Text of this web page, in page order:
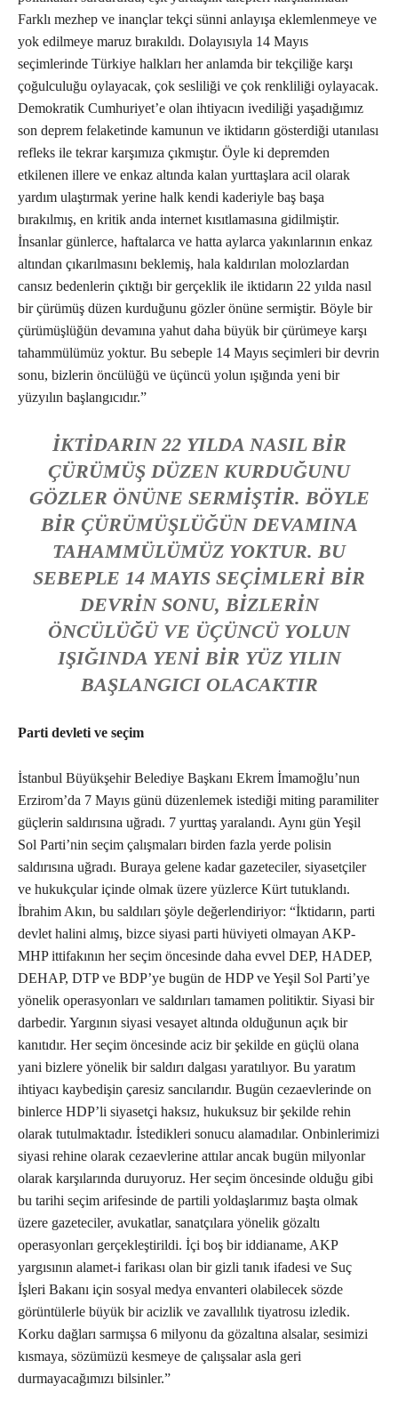
Farklı mezhep ve inançlar tekçi sünni anlayışa eklemlenmeye ve
yok edilmeye maruz bırakıldı. Dolayısıyla 14 Mayıs
seçimlerinde Türkiye halkları her anlamda bir tekçiliğe karşı
çoğulculuğu oylayacak, çok sesliliği ve çok renkliliği oylayacak.
Demokratik Cumhuriyet’e olan ihtiyacın ivediliği yaşadığımız
son deprem felaketinde kamunun ve iktidarın gösterdiği utanılası
refleks ile tekrar karşımıza çıkmıştır. Öyle ki depremden
etkilenen illere ve enkaz altında kalan yurttaşlara acil olarak
yardım ulaştırmak yerine halk kendi kaderiyle baş başa
bırakılmış, en kritik anda internet kısıtlamasına gidilmiştir.
İnsanlar günlerce, haftalarca ve hatta aylarca yakınlarının enkaz
altından çıkarılmasını beklemiş, hala kaldırılan molozlardan
cansız bedenlerin çıktığı bir gerçeklik ile iktidarın 22 yılda nasıl
bir çürümüş düzen kurduğunu gözler önüne sermiştir. Böyle bir
çürümüşlüğün devamına yahut daha büyük bir çürümeye karşı
tahammülümüz yoktur. Bu sebeple 14 Mayıs seçimleri bir devrin
sonu, bizlerin öncülüğü ve üçüncü yolun ışığında yeni bir
yüzyılın başlangıcıdır.”
İKTIDARIN 22 YILDA NASIL BIR
ÇÜRÜMÜŞ DÜZEN KURDUĞUNU
GÖZLER ÖNÜNE SERMIŞTIR. BÖYLE
BIR ÇÜRÜMÜŞLÜĞÜN DEVAMINA
TAHAMMÜLÜMÜZ YOKTUR. BU
SEBEPLE 14 MAYIS SEÇIMLERI BIR
DEVRIN SONU, BIZLERIN
ÖNCÜLÜĞÜ VE ÜÇÜNCÜ YOLUN
IŞIĞINDA YENI BIR YÜZ YILIN
BAŞLANGICI OLACAKTIR
Parti devleti ve seçim
İstanbul Büyükşehir Belediye Başkanı Ekrem İmamoğlu’nun
Erzirom’da 7 Mayıs günü düzenlemek istediği miting paramiliter
güçlerin saldırısına uğradı. 7 yurttaş yaralandı. Aynı gün Yeşil
Sol Parti’nin seçim çalışmaları birden fazla yerde polisin
saldırısına uğradı. Buraya gelene kadar gazeteciler, siyasetçiler
ve hukukçular içinde olmak üzere yüzlerce Kürt tutuklandı.
İbrahim Akın, bu saldıları şöyle değerlendiriyor: “İktidarın, parti
devlet halini almış, bizce siyasi parti hüviyeti olmayan AKP-
MHP ittifakının her seçim öncesinde daha evvel DEP, HADEP,
DEHAP, DTP ve BDP’ye bugün de HDP ve Yeşil Sol Parti’ye
yönelik operasyonları ve saldırıları tamamen politiktir. Siyasi bir
darbedir. Yargının siyasi vesayet altında olduğunun açık bir
kanıtıdır. Her seçim öncesinde aciz bir şekilde en güçlü olana
yani bizlere yönelik bir saldırı dalgası yaratılıyor. Bu yaratım
ihtiyacı kaybedişin çaresiz sancılarıdır. Bugün cezaevlerinde on
binlerce HDP’li siyasetçi haksız, hukuksuz bir şekilde rehin
olarak tutulmaktadır. İstedikleri sonucu alamadılar. Onbinlerimizi
siyasi rehine olarak cezaevlerine attılar ancak bugün milyonlar
olarak karşılarında duruyoruz. Her seçim öncesinde olduğu gibi
bu tarihi seçim arifesinde de partili yoldaşlarımız başta olmak
üzere gazeteciler, avukatlar, sanatçılara yönelik gözaltı
operasyonları gerçekleştirildi. İçi boş bir iddianame, AKP
yargısının alamet-i farikası olan bir gizli tanık ifadesi ve Suç
İşleri Bakanı için sosyal medya envanteri olabilecek sözde
görüntülerle büyük bir acizlik ve zavallılık tiyatrosu izledik.
Korku dağları sarmışsa 6 milyonu da gözaltına alsalar, sesimizi
kısmaya, sözümüzü kesmeye de çalışsalar asla geri
durmayacağımızı bilsinler.”